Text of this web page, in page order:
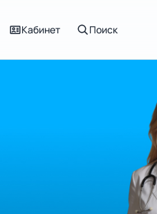
Кабинет Поиск